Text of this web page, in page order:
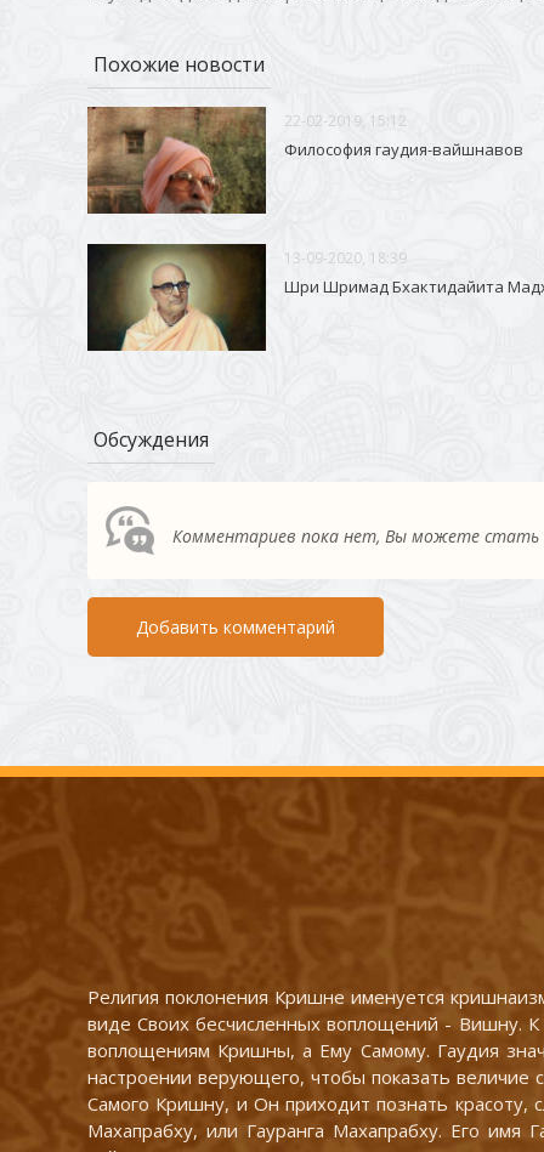
Похожие новости
22-02-2019, 15:12
Философия гаудия-вайшнавов
13-09-2020, 18:39
Шри Шримад Бхактидайита
Обсуждения
Комментариев пока нет, Вы можете стать
Добавить комментарий
Религия поклонения Кришне именуется
виде Своих бесчисленных воплощений - Вишну. К
воплощениям Кришны, а Ему Самому. Гаудия
настроении верующего, чтобы показать величие
Самого Кришну, и Он приходит познать
Махапрабху, или Гауранга Махапрабху. Его имя